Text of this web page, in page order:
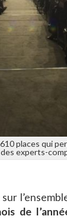
places qui
experts-
de